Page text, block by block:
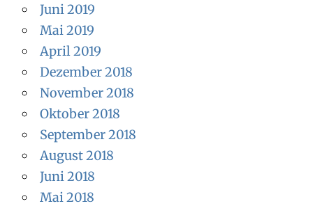
Juni 2019
Mai 2019
April 2019
Dezember 2018
November 2018
Oktober 2018
September 2018
August 2018
Juni 2018
Mai 2018